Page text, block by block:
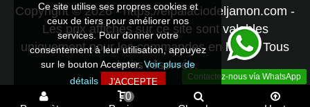
Ce site utilise ses propres cookies et
ceux de tiers pour améliorer nos
services. Pour donner votre
consentement à leur utilisation, appuyez
sur le bouton Accepter. Voir plus de
détails
J'ACCEPTE Contactez-nous vía WhatsApp
Copyright © 2026 - https://elpalaciodeljamon.com -
Les prix affichés sur ce site sont valables
uniquement pour les commandes en ligne - Tous
droits réservés.
0